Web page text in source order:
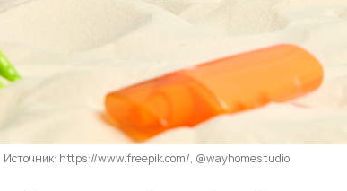
Источник: https://www.freepik.com/, @wayhomestudio